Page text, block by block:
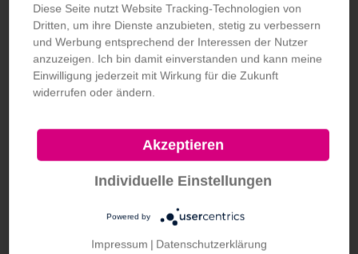
Verarbeitung
Deckel als Einstecklasche
Boden als Einstecklasche
Längsnahtverklebung
Lieferung
geliefert
Diese Seite nutzt Website Tracking-Technologien von
Dritten, um ihre Dienste anzubieten, stetig zu verbessern
und Werbung entsprechend der Interessen der Nutzer
anzuzeigen. Ich bin damit einverstanden und kann meine
Einwilligung jederzeit mit Wirkung für die Zukunft
widerrufen oder ändern.
Akzeptieren
Individuelle Einstellungen
Powered by
Impressum | Datenschutzerklärung